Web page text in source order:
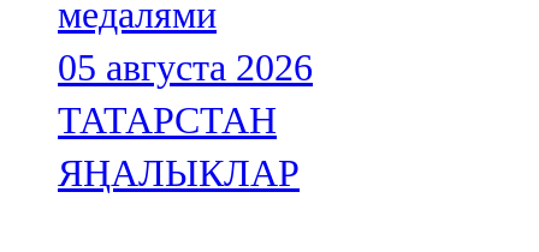
медалями
05 августа 2026
ТАТАРСТАН
ЯҢАЛЫКЛАР